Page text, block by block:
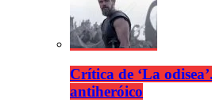
Crítica de ‘La
antiheróico